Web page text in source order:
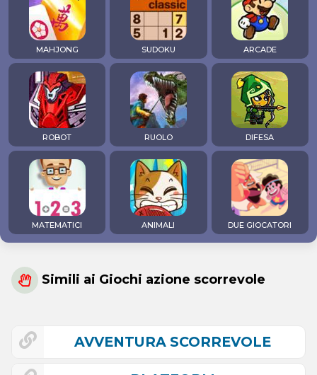
MAHJONG SUDOKU ARCADE
ROBOT RUOLO DIFESA
MATEMATICI ANIMALI DUE GIOCATORI
Simili ai Giochi azione scorrevole
AVVENTURA SCORREVOLE